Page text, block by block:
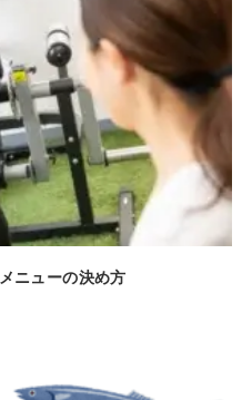
ニューの決め方